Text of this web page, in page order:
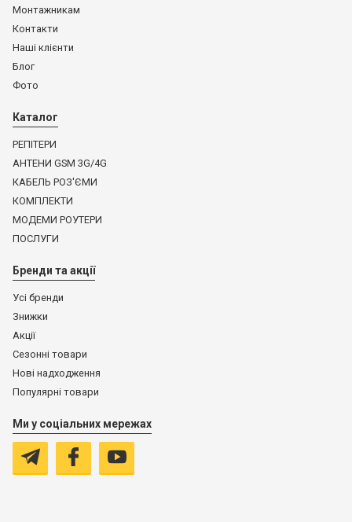
Монтажникам
Контакти
Наші клієнти
Блог
Фото
Каталог
РЕПІТЕРИ
АНТЕНИ GSM 3G/4G
КАБЕЛЬ РОЗ'ЄМИ
КОМПЛЕКТИ
МОДЕМИ РОУТЕРИ
ПОСЛУГИ
Бренди та акції
Усі бренди
Знижки
Акції
Сезонні товари
Нові надходження
Популярні товари
Ми у соціальних мережах